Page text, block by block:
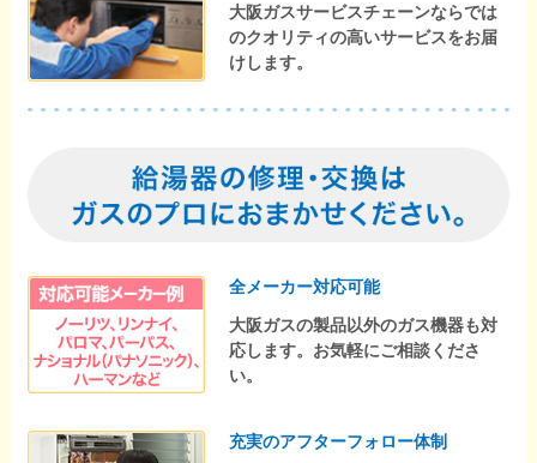
大阪ガスサービスチェーンならでは
のクオリティの高いサービスをお届
けします。
全メーカー対応可能
大阪ガスの製品以外のガス機器も対
応します。お気軽にご相談くださ
い。
充実のアフターフォロー体制